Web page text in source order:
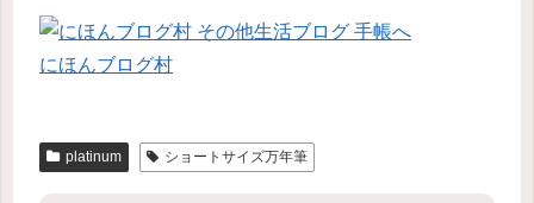
にほんブログ村
platinum ショートサイズ万年筆